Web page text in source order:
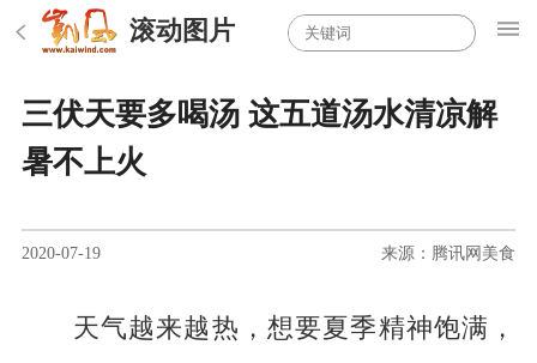
滚动图片
三伏天要多喝汤 这五道汤水清凉解
暑不上火
2020-07-19 来源：腾讯网美食
天气越来越热，想要夏季精神饱满，